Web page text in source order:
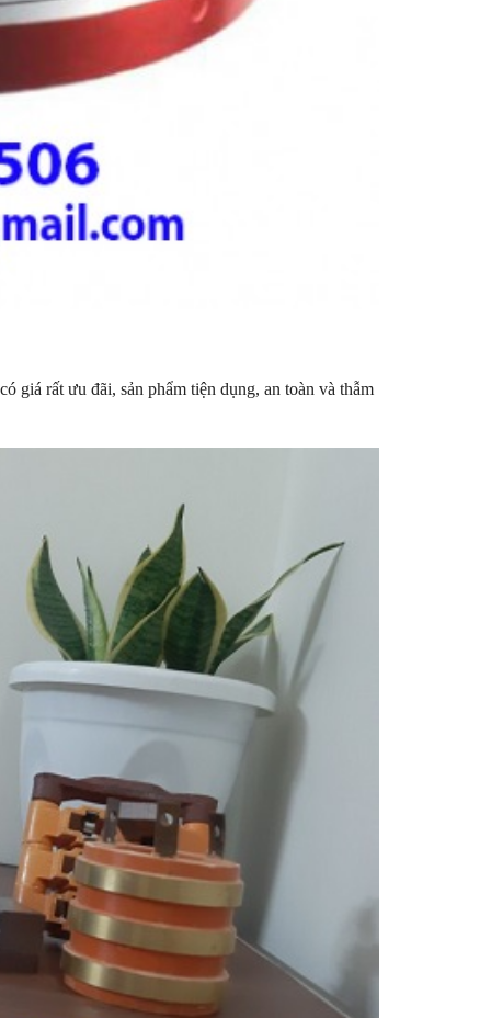
giá rất ưu đãi, sản phẩm tiện dụng, an toàn và thẫm